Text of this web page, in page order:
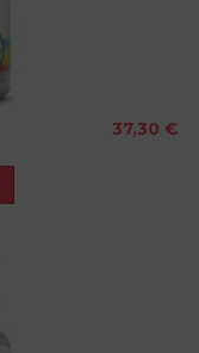
37,30 €